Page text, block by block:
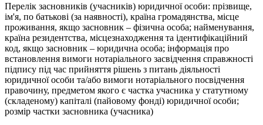
Перелік засновників (учасників) юридичної особи: прізвище,
ім'я, по батькові (за наявності), країна громадянства, місце
проживання, якщо засновник – фізична особа; найменування,
країна резидентства, місцезнаходження та ідентифікаційний
код, якщо засновник – юридична особа; інформація про
встановлення вимоги нотаріального засвідчення справжності
підпису під час прийняття рішень з питань діяльності
юридичної особи та/або вимоги нотаріального посвідчення
правочину, предметом якого є частка учасника у статутному
(складеному) капіталі (пайовому фонді) юридичної особи;
розмір частки засновника (учасника)